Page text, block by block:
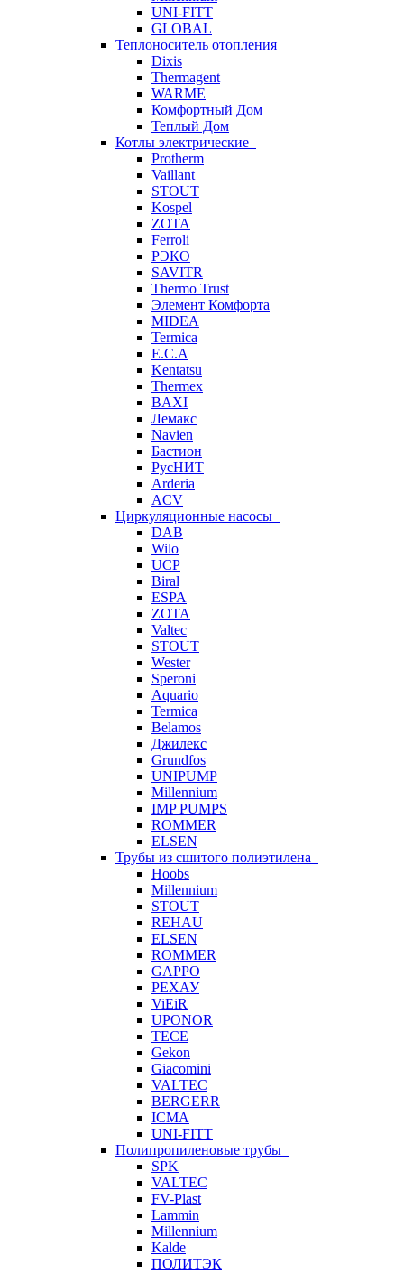
UNI-FITT
GLOBAL
Теплоноситель отопления
Dixis
Thermagent
WARME
Комфортный Дом
Теплый Дом
Котлы электрические
Protherm
Vaillant
STOUT
Kospel
ZOTA
Ferroli
РЭКО
SAVITR
Thermo Trust
Элемент Комфорта
MIDEA
Termica
E.C.A
Kentatsu
Thermex
BAXI
Лемакс
Navien
Бастион
РусНИТ
Arderia
ACV
Циркуляционные насосы
DAB
Wilo
UCP
Biral
ESPA
ZOTA
Valtec
STOUT
Wester
Speroni
Aquario
Termica
Belamos
Джилекс
Grundfos
UNIPUMP
Millennium
IMP PUMPS
ROMMER
ELSEN
Трубы из сшитого полиэтилена
Hoobs
Millennium
STOUT
REHAU
ELSEN
ROMMER
GAPPO
РЕХАУ
ViEiR
UPONOR
TECE
Gekon
Giacomini
VALTEC
BERGERR
ICMA
UNI-FITT
Полипропиленовые трубы
SPK
VALTEC
FV-Plast
Lammin
Millennium
Kalde
ПОЛИТЭК